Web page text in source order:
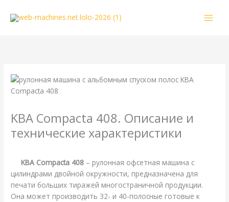
KBA Compacta 408. Описание и
технические характеристики
KBA Compacta 408 – рулонная офсетная машина с
цилиндрами двойной окружности, предназначена для
печати больших тиражей многостраничной продукции.
Она может производить 32- и 40-полосные готовые к